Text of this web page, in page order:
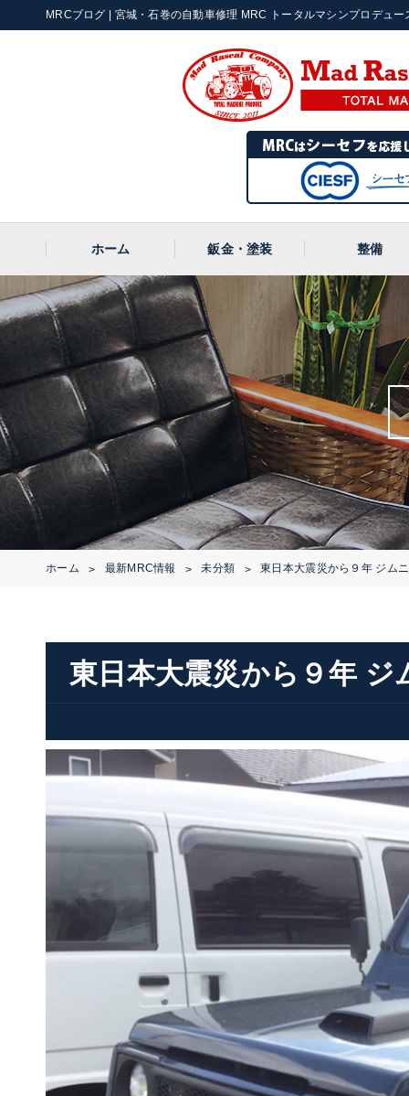
MRCブログ | 宮城・石巻の自動車修理 MRC トータルマシンプロデュ
ホーム 鈑金・塗装 整備
ホーム > 最新MRC情報 > 未分類 > 東日本大震災から９年 ジム
東日本大震災から９年 ジ